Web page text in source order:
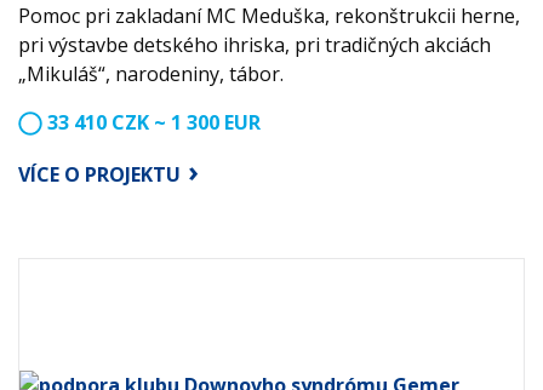
Pomoc pri zakladaní MC Meduška, rekonštrukcii herne,
pri výstavbe detského ihriska, pri tradičných akciách
„Mikuláš“, narodeniny, tábor.
33 410 CZK ~ 1 300 EUR
VÍCE O PROJEKTU